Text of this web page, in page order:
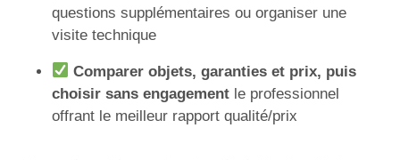
questions supplémentaires ou organiser une
visite technique
Comparer objets, garanties et prix, puis
choisir sans engagement le professionnel
offrant le meilleur rapport qualité/prix